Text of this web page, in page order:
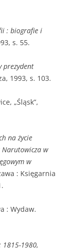
: biografie i
s. 55.
prezydent
1993, s. 103.
„Śląsk”,
na życie
Narutowicza w
w
: Księgarnia
: Wydaw.
1815-1980,